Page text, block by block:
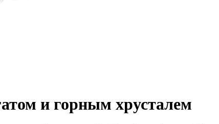
и горным хрусталем